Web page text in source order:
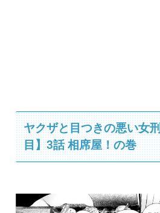
ヤクザと目つきの悪い女
目】3話 相席屋！の巻